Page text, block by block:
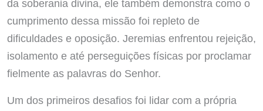
da soberania divina, ele também demonstra como o
cumprimento dessa missão foi repleto de
dificuldades e oposição. Jeremias enfrentou rejeição,
isolamento e até perseguições físicas por proclamar
fielmente as palavras do Senhor.
Um dos primeiros desafios foi lidar com a própria